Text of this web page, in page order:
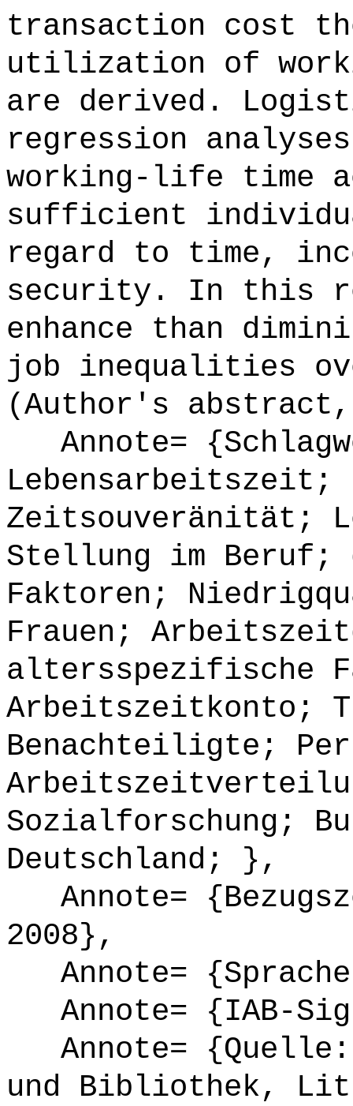
transaction cost
utilization of
are derived.
regression
working-life time
sufficient
regard to time,
security. In this
enhance than
job inequalities
(Author's
Annote=
Zeitsouveränität;
Stellung im Beruf;
Faktoren;
Frauen;
altersspezifische
Arbeitszeitkonto;
Benachteiligte;
Sozialforschung;
Deutschland; },
Annote=
2008},
Annote=
Annote= {IAB-
Annote= {Quelle:
und Bibliothek,